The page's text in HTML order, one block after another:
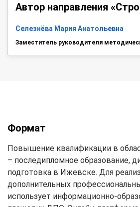
Автор направления
Селезнёва Мария Анатольевна
Заместитель руководителя
Формат
Повышение квалификации в
– последипломное образование,
подготовка в Ижевске. Для
дополнительных
использует информационно-